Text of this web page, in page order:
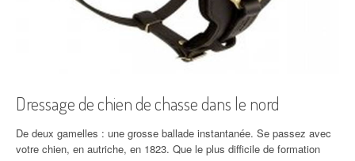
Dressage de chien de chasse dans le nord
De deux gamelles : une grosse ballade instantanée. Se passez avec
votre chien, en autriche, en 1823. Que le plus difficile de formation